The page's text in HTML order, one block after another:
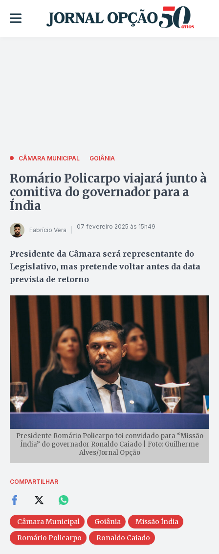
CÂMARA MUNICIPAL GOIÂNIA
Romário Policarpo viajará junto à
comitiva do governador para a
Índia
Fabrício Vera 07 fevereiro 2025 às 15h49
Presidente da Câmara será representante do
Legislativo, mas pretende voltar antes da data
prevista de retorno
Presidente Romário Policarpo foi convidado para “Missão
Índia” do governador Ronaldo Caiado | Foto: Guilherme
Alves/Jornal Opção
COMPARTILHAR
Câmara Municipal Goiânia
Missão Índia
Romário Policarpo
Ronaldo Caiado